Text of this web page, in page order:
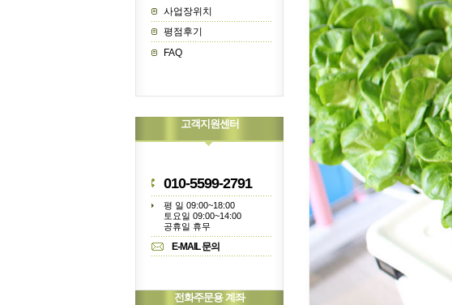
사업장위치
평점후기
FAQ
고객지원센터
010-5599-2791
평 일 09:00~18:00
토요일 09:00~14:00
공휴일 휴무
E-MAIL 문의
전화주문용 계좌